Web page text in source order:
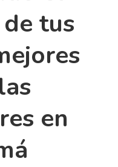
tus
en